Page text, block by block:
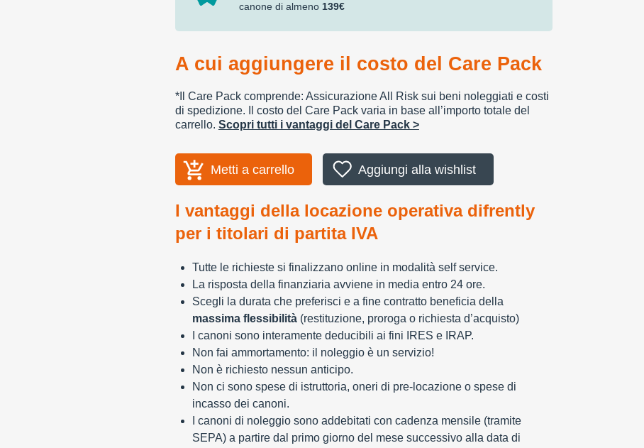
canone di almeno 139€
A cui aggiungere il costo del Care Pack
*Il Care Pack comprende: Assicurazione All Risk sui beni noleggiati e costi
di spedizione. Il costo del Care Pack varia in base all’importo totale del
carrello. Scopri tutti i vantaggi del Care Pack >
Metti a carrello Aggiungi alla wishlist
I vantaggi della locazione operativa difrently
per i titolari di partita IVA
Tutte le richieste si finalizzano online in modalità self service.
La risposta della finanziaria avviene in media entro 24 ore.
Scegli la durata che preferisci e a fine contratto beneficia della
massima flessibilità(restituzione, proroga o richiesta d’acquisto)
I canoni sono interamente deducibili ai fini IRES e IRAP.
Non fai ammortamento: il noleggio è un servizio!
Non è richiesto nessun anticipo.
Non ci sono spese di istruttoria, oneri di pre-locazione o spese di
incasso dei canoni.
I canoni di noleggio sono addebitati con cadenza mensile (tramite
SEPA) a partire dal primo giorno del mese successivo alla data di